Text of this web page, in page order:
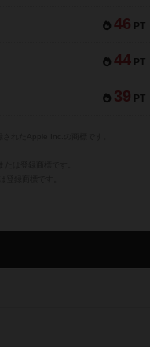
46 PT
44 PT
39 PT